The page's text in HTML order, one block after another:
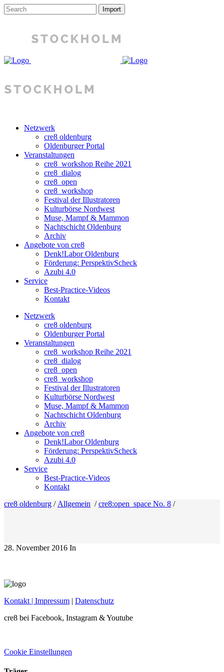
Netzwerk
cre8 oldenburg
Oldenburger Portal
Veranstaltungen
cre8_workshop Reihe 2021
cre8_dialog
cre8_open
cre8_workshop
Festival der Illustratoren
Kulturbörse Nordwest
Muse, Mampf & Mammon
Nachtschicht Oldenburg
Archiv
Angebote von cre8
Denk!Labor Oldenburg
Förderung: PerspektivScheck
Azubi 4.0
Service
Best-Practice-Videos
Kontakt
Netzwerk
cre8 oldenburg
Oldenburger Portal
Veranstaltungen
cre8_workshop Reihe 2021
cre8_dialog
cre8_open
cre8_workshop
Festival der Illustratoren
Kulturbörse Nordwest
Muse, Mampf & Mammon
Nachtschicht Oldenburg
Archiv
Angebote von cre8
Denk!Labor Oldenburg
Förderung: PerspektivScheck
Azubi 4.0
Service
Best-Practice-Videos
Kontakt
cre8 oldenburg / Allgemein /cre8:open_space No. 8 /
28. November 2016 In
Kontakt | Impressum | Datenschutz
cre8 bei Facebook, Instagram & Youtube
Cookie Einstellungen